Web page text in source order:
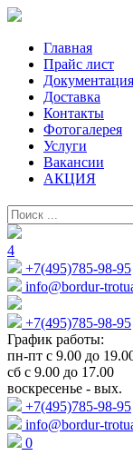
Главная
Прайс лист
Документация
Доставка
Контакты
Фотогалерея
Услуги
Вакансии
АКЦИЯ
4
+7(495)785-98-95
info@bordur-
+7(495)785-98-95
График работы:
пн-пт с 9.00 до
сб с 9.00 до 17.00
воскресенье - вых.
+7(495)785-98-95
info@bordur-
0